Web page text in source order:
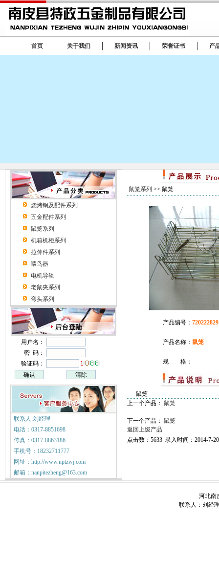
首页 关于我们 新闻资讯 荣誉证书 产
烧烤锅及配件系列
五金配件系列
鼠笼系列
机箱机柜系列
拉伸件系列
喂鸟器
电机导轨
老鼠夹系列
弯头系列
用户名：
密 码：
验证码：
联系人:刘经理
电话：0317-8851698
传真：0317-8863186
手机号：18232711777
网址：http://www.nptzwj.com
邮箱：nanpitezheng@163.com
鼠笼系列 >> 鼠笼
产品编号：
产品名称： 鼠笼
规 格：
鼠笼
上一个产品： 鼠笼
下一个产品： 鼠笼
返回上级产品
点击数：5633 录入时间：2014-7-
河北南
联系人：刘经